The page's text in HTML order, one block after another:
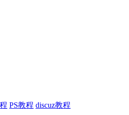
PS教程 discuz教程